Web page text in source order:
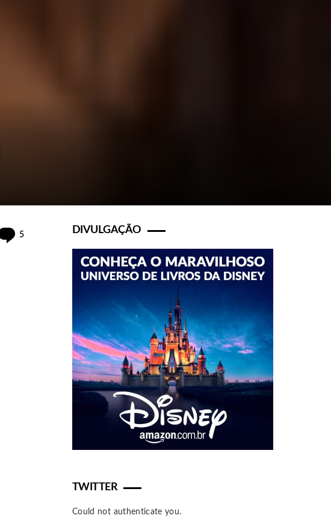
5 DIVULGAÇÃO
TWITTER
Could not authenticate you.